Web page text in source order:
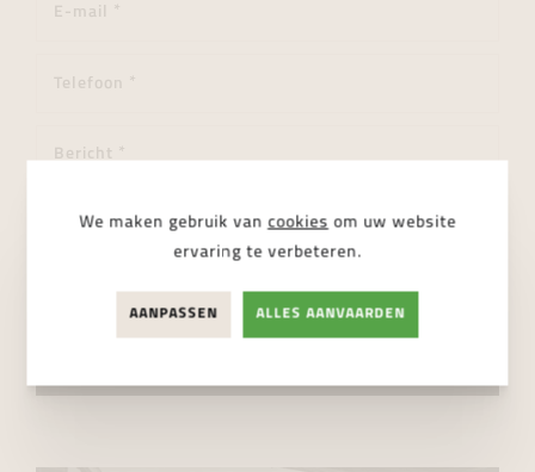
Ik ga akkoord met de privacy regelgeving
We maken gebruik van cookies om uw website
ervaring te verbeteren.
AANPASSEN ALLES AANVAARDEN